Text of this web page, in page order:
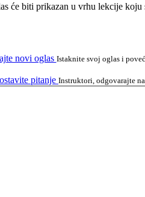
će biti prikazan u vrhu lekcije
novi oglas Istaknite svoj oglas i
pitanje Instruktori, odgovarajte